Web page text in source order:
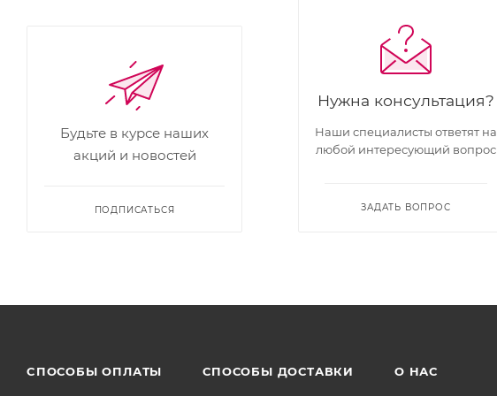
Нужна консультация?
Наши специалисты ответят на
любой интересующий вопрос
ЗАДАТЬ ВОПРОС
Будьте в курсе наших
акций и новостей
ПОДПИСАТЬСЯ
CПОСОБЫ ОПЛАТЫ СПОСОБЫ ДОСТАВКИ О НАС